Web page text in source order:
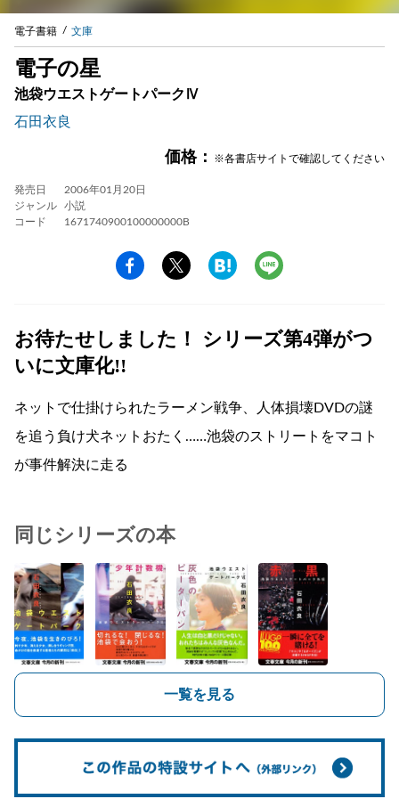
電子書籍 文庫
電子の星
池袋ウエストゲートパークⅣ
石田衣良
価格： ※各書店サイトで確認してください
発売日
2006年01月20日
ジャンル
小説
コード
1671740900100000000B
お待たせしました！ シリーズ第4弾がつ
いに文庫化!!
ネットで仕掛けられたラーメン戦争、人体損壊DVDの謎
を追う負け犬ネットおたく……池袋のストリートをマコト
が事件解決に走る
同じシリーズの本
一覧を見る